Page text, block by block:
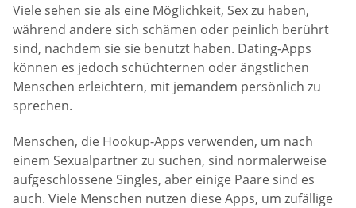
Viele sehen sie als eine Möglichkeit, Sex zu haben,
während andere sich schämen oder peinlich berührt
sind, nachdem sie sie benutzt haben. Dating-Apps
können es jedoch schüchternen oder ängstlichen
Menschen erleichtern, mit jemandem persönlich zu
sprechen.
Menschen, die Hookup-Apps verwenden, um nach
einem Sexualpartner zu suchen, sind normalerweise
aufgeschlossene Singles, aber einige Paare sind es
auch. Viele Menschen nutzen diese Apps, um zufällige